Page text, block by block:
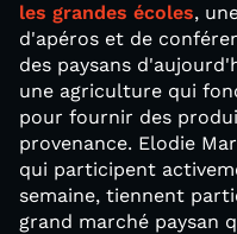
les grandes écoles,
d'apéros et de
des paysans
une agriculture qui
pour fournir des
provenance. Elodie
qui participent
semaine, tiennent
grand marché paysan